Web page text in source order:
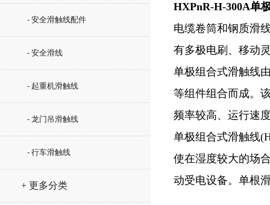
- 安全滑触线配件
- 安全滑线
- 起重机滑触线
- 龙门吊滑触线
- 行车滑触线
+ 更多分类
HXPnR-H-300A单
电缆卷筒和钢质滑
有多极电刷、移动
单极组合式滑触线
等组件组合而成。
频率较高、运行速
单极组合式滑触线
使在湿度较大的场
动受电设备。单根